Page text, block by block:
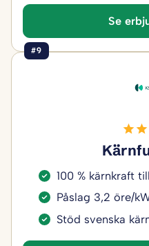
Se
#9
100 % kärnkraft
Påslag 3,2 öre/
Stöd svenska